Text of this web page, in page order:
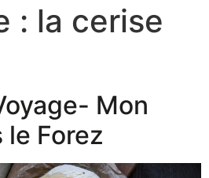
: la cerise
Mon
le Forez